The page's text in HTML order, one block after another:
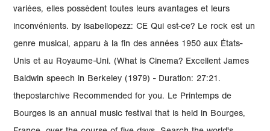
variées, elles possèdent toutes leurs avantages et leurs
inconvénients. by isabellopezz: CE Qui est-ce? Le rock est un
genre musical, apparu à la fin des années 1950 aux États-
Unis et au Royaume-Uni. (What is Cinema? Excellent James
Baldwin speech in Berkeley (1979) - Duration: 27:21.
thepostarchive Recommended for you. Le Printemps de
Bourges is an annual music festival that is held in Bourges,